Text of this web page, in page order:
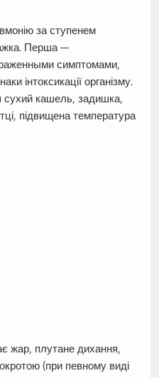
за ступенем
Перша —
симптомами,
інтоксикації організму.
сухий кашель, задишка,
підвищена температура
жар, плутане дихання,
(при певному виді